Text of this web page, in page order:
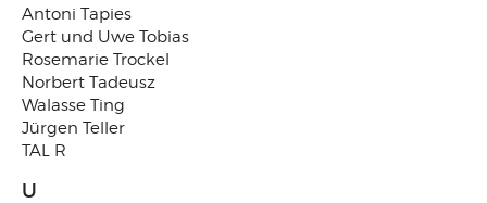
Antoni Tapies
Gert und Uwe Tobias
Rosemarie Trockel
Norbert Tadeusz
Walasse Ting
Jürgen Teller
TAL R
U